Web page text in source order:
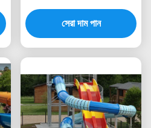
স্লাইড 12 মিটার উচ্চতা
সেরা দাম পান